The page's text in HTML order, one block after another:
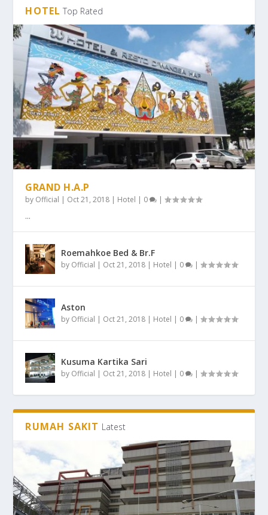
HOTEL Top Rated
GRAND H.A.P
by Official | Oct 21, 2018 | Hotel | 0 |
...
Roemahkoe Bed & Br.F
by Official | Oct 21, 2018 | Hotel | 0 |
Aston
by Official | Oct 21, 2018 | Hotel | 0 |
Kusuma Kartika Sari
by Official | Oct 21, 2018 | Hotel | 0 |
RUMAH SAKIT Latest